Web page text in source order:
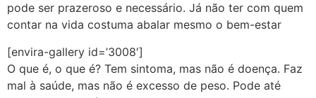
pode ser prazeroso e necessário. Já não ter com quem
contar na vida costuma abalar mesmo o bem-estar
[envira-gallery id=’3008′]
O que é, o que é? Tem sintoma, mas não é doença. Faz
mal à saúde, mas não é excesso de peso. Pode até